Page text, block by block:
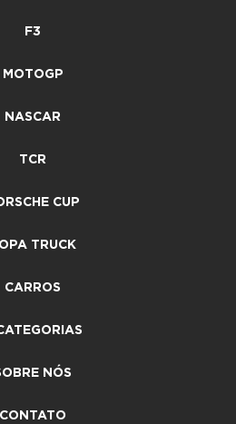
F3
MOTOGP
NASCAR
TCR
CUP
TRUCK
CARROS
NÓS
CONTATO